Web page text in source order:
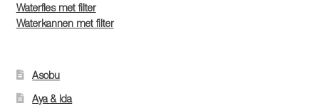
Waterfles met filter
Waterkannen met filter
Asobu
Aya & Ida